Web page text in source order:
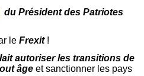
du Président des Patriotes
leFrexit!
autoriser les transitions de
âge et sanctionner les pays